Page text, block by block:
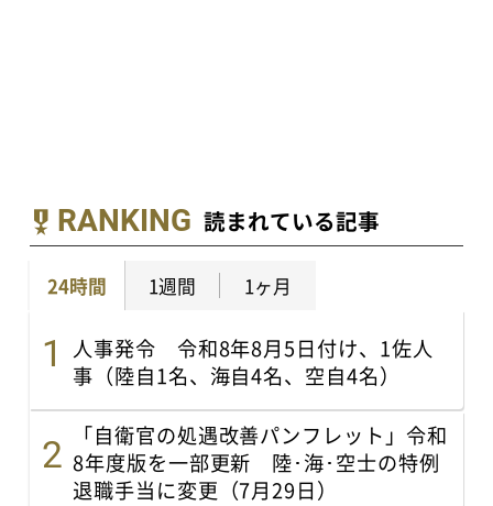
RANKING 読まれている記事
24時間 1週間 1ヶ月
人事発令 令和8年8月5日付け、1佐人
事（陸自1名、海自4名、空自4名）
「自衛官の処遇改善パンフレット」令和
8年度版を一部更新 陸･海･空士の特例
退職手当に変更（7月29日）